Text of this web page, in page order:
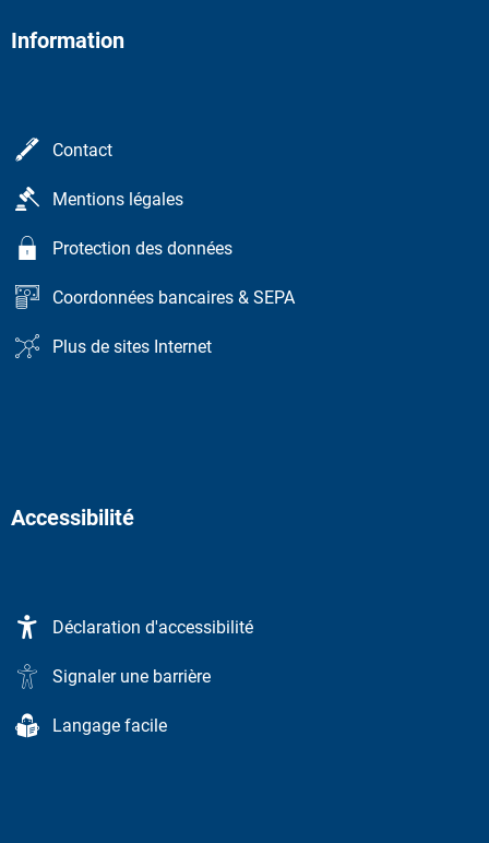
Information
Contact
Mentions légales
Protection des données
Coordonnées bancaires & SEPA
Plus de sites Internet
Accessibilité
Déclaration d'accessibilité
Signaler une barrière
Langage facile